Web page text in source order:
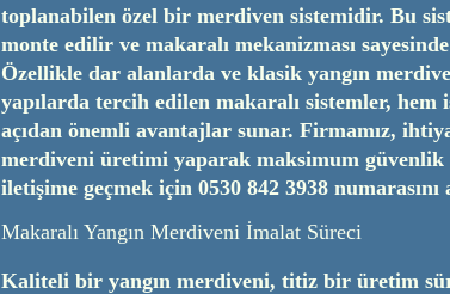
toplanabilen özel bir merdiven sistemidir. Bu
monte edilir ve makaralı mekanizması
Özellikle dar alanlarda ve klasik yangın
yapılarda tercih edilen makaralı sistemler, hem
açıdan önemli avantajlar sunar. Firmamız,
merdiveni üretimi yaparak maksimum güvenlik
iletişime geçmek için 0530 842 3938 numarasını
Makaralı Yangın Merdiveni İmalat Süreci
Kaliteli bir yangın merdiveni, titiz bir üretim